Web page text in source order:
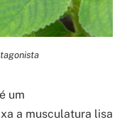
um
a musculatura lisa